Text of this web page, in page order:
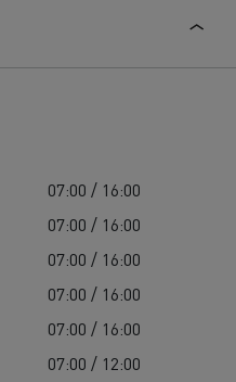
07:00 / 16:00
07:00 / 16:00
07:00 / 16:00
07:00 / 16:00
07:00 / 16:00
07:00 / 12:00